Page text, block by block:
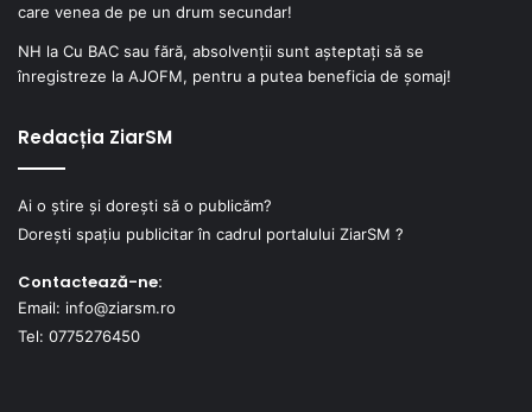
care venea de pe un drum secundar!
NH la Cu BAC sau fără, absolvenții sunt așteptați să se
înregistreze la AJOFM, pentru a putea beneficia de șomaj!
Redacția ZiarSM
Ai o știre și dorești să o publicăm?
Dorești spațiu publicitar în cadrul portalului ZiarSM ?
Contactează-ne:
Email: info@ziarsm.ro
Tel: 0775276450